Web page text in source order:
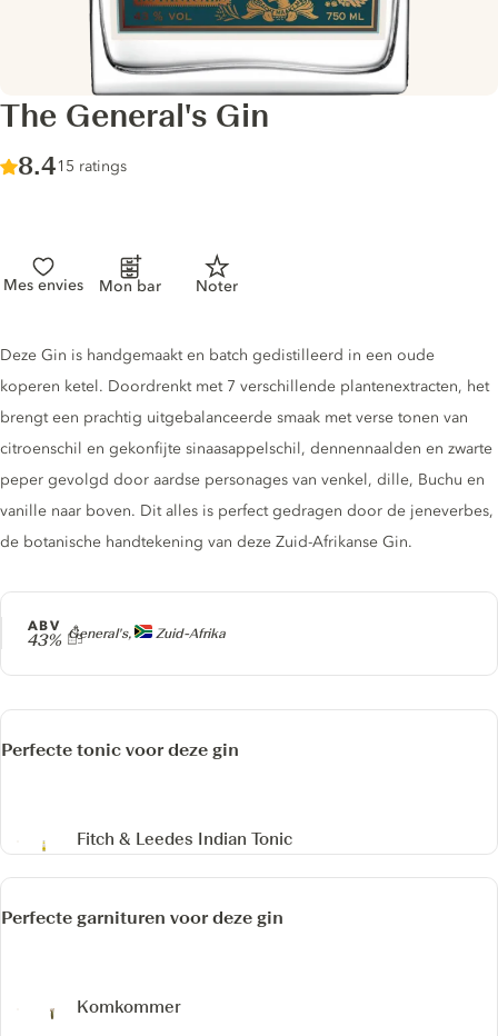
The General's Gin
Score :
8.4/ 10
15 ratings
Mes envies Mon bar Noter
Producer
General's, Zuid-Afrika
ABV
43%
Gin description
Deze Gin is handgemaakt en batch gedistilleerd in een oude
koperen ketel. Doordrenkt met 7 verschillende plantenextracten, het
brengt een prachtig uitgebalanceerde smaak met verse tonen van
citroenschil en gekonfijte sinaasappelschil, dennennaalden en zwarte
peper gevolgd door aardse personages van venkel, dille, Buchu en
vanille naar boven. Dit alles is perfect gedragen door de jeneverbes,
de botanische handtekening van deze Zuid-Afrikanse Gin.
Perfecte tonic voor deze gin
Fitch & Leedes Indian Tonic
Perfecte garnituren voor deze gin
Komkommer